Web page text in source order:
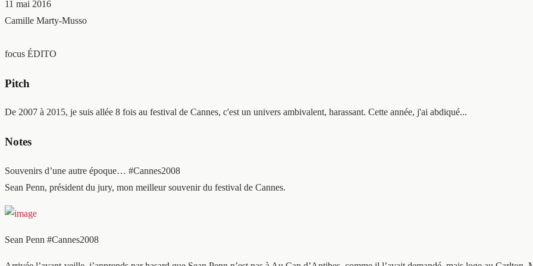
11 mai 2016
Camille Marty-Musso
focus ÉDITO
Pitch
De 2007 à 2015, je suis allée 8 fois au festival de Cannes, c'est un univers ambivalent, harassant. Cette année, j'ai abdiqué...
Notes
Souvenirs d’une autre époque… #Cannes2008
Sean Penn, président du jury, mon meilleur souvenir du festival de Cannes.
Sean Penn #Cannes2008